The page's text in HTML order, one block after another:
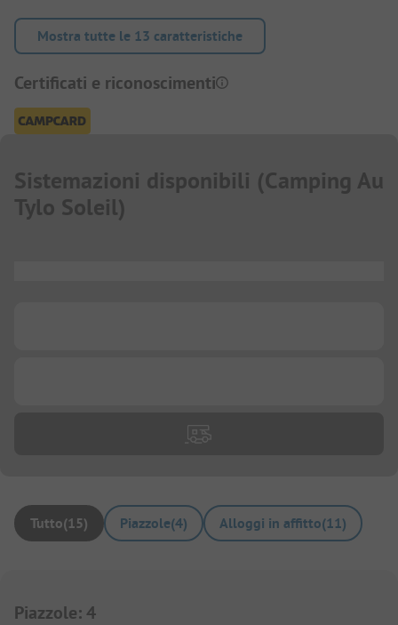
Mostra tutte le 13 caratteristiche
Certificati e riconoscimenti
Sistemazioni disponibili (Camping Au
Tylo Soleil)
Tutto(15) Piazzole(4) Alloggi in affitto(11)
Piazzole: 4